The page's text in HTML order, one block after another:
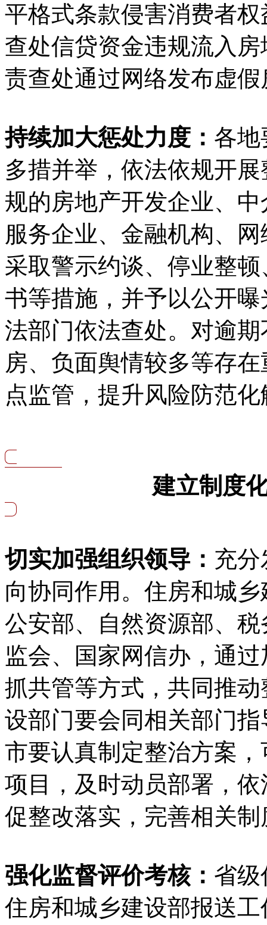
平格式条款侵害消费者
查处信贷资金违规流入
责查处通过网络发布虚
持续加大惩处力度： 各地
多措并举，依法依规开
规的房地产开发企业、
服务企业、金融机构、
采取警示约谈、停业整
书等措施，并予以公开
法部门依法查处。对逾
房、负面舆情较多等存
点监管，提升风险防范
建立制度
切实加强组织领导： 充
向协同作用。住房和城
公安部、自然资源部、
监会、国家网信办，通
抓共管等方式，共同推
设部门要会同相关部门
市要认真制定整治方案
项目，及时动员部署，
促整改落实，完善相关
强化监督评价考核： 省级
住房和城乡建设部报送